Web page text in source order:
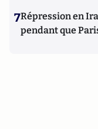
7Répression en
pendant que